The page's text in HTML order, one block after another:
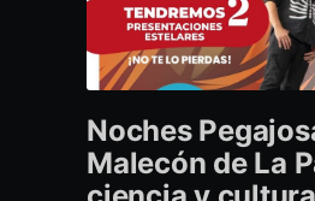
Noches
Malecón de La